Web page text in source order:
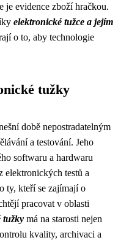
je evidence zboží hračkou.
elektronické tužce a jejím
o to, aby technologie
tužky
době nepostradatelným
a testování. Jeho
softwaru a hardwaru
elektronických testů a
ty, kteří se zajímají o
pracovat v oblasti
tužky má na starosti nejen
kvality, archivaci a